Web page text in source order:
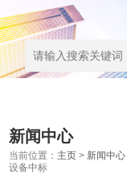
新闻中心
当前位置： 主页 > 新闻中心
设备中标